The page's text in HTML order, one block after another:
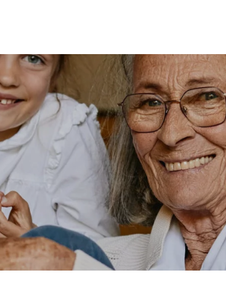
ENFANTS ACCESSOIRES
BEAUTÉ MAISON